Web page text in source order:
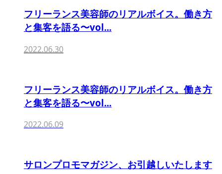
フリーランス美容師のリアルボイス。働き方
と集客を語る〜vol...
2022.06.30
フリーランス美容師のリアルボイス。働き方
と集客を語る〜vol...
2022.06.09
サロンプロモマガジン、お引越しいたします